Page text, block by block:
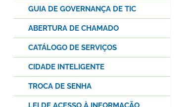
GUIA DE GOVERNANÇA DE TIC
ABERTURA DE CHAMADO
CATÁLOGO DE SERVIÇOS
CIDADE INTELIGENTE
TROCA DE SENHA